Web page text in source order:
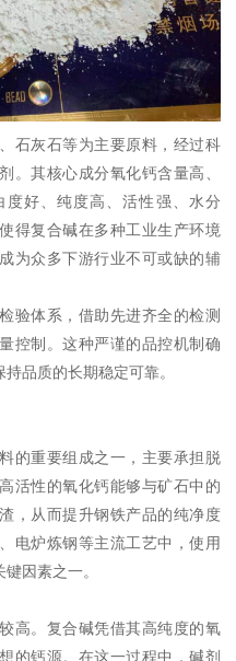
石灰石等为主要原料，经过科
。其核心成分氧化钙含量高、
度好、纯度高、活性强、水分
得复合碱在多种工业生产环境
为众多下游行业不可或缺的辅
验体系，借助先进齐全的检测
控制。这种严谨的品控机制确
品质的长期稳定可靠。
的重要组成之一，主要承担脱
活性的氧化钙能够与矿石中的
，从而提升钢铁产品的纯净度
电炉炼钢等主流工艺中，使用
因素之一。
高。复合碱凭借其高纯度的氧
的钙源。在这一过程中，碱剂